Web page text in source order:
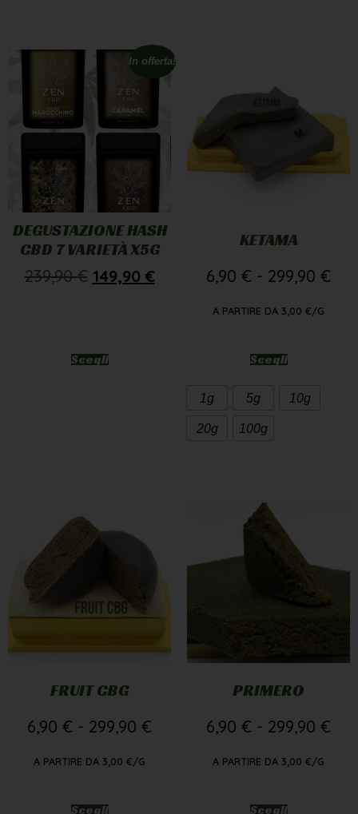
In offerta!
DEGUSTAZIONE HASH
CBD 7 VARIETÀ X5G
239,90€ 149,90 €
Scegli
KETAMA
6,90 € - 299,90 €
A PARTIRE DA 3,00 €/G
Scegli
1g 5g 10g
20g 100g
FRUIT CBG
6,90 € - 299,90 €
A PARTIRE DA 3,00 €/G
Scegli
PRIMERO
6,90 € - 299,90 €
A PARTIRE DA 3,00 €/G
Scegli